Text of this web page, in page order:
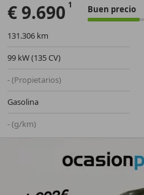
€ 9.690 Buen precio
131.306 km
99 kW (135 CV)
- (Propietarios)
Gasolina
- (g/km)